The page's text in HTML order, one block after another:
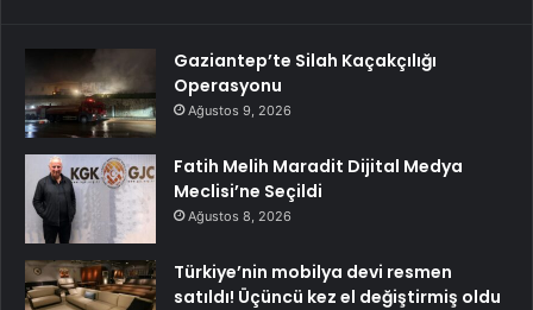
Gaziantep’te Silah Kaçakçılığı
Operasyonu
Ağustos 9, 2026
Fatih Melih Maradit Dijital Medya
Meclisi’ne Seçildi
Ağustos 8, 2026
Türkiye’nin mobilya devi resmen
satıldı! Üçüncü kez el değiştirmiş oldu